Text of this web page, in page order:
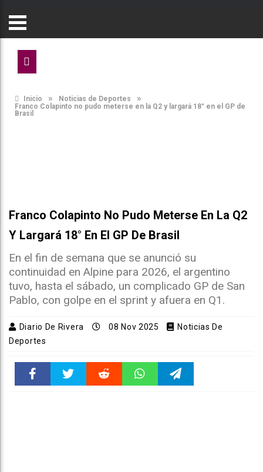
Inicio » Noticias de Deportes »
Franco Colapinto no pudo meterse en la Q2 y largará 18° en el GP de
Brasil
Franco Colapinto No Pudo Meterse En La Q2
Y Largará 18° En El GP De Brasil
En el fin de semana que se anunció su
continuidad en Alpine para 2026, el argentino
tuvo, hasta el sábado, un complicado GP de San
Pablo, con golpe en el sprint y afuera en Q1.
Diario De Rivera 08 Nov 2025
Noticias De
Deportes